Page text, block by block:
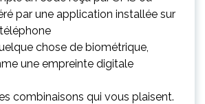
par une application installée sur
chose de biométrique,
une empreinte digitale
combinaisons qui vous plaisent.